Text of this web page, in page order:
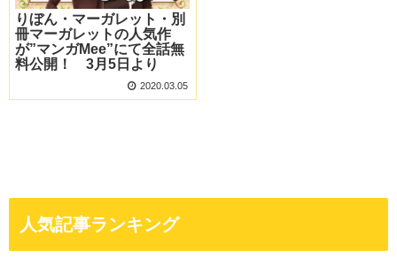
りぼん・マーガレット・別
冊マーガレットの人気作
が”マンガMee”にて全話無
料公開！ 3月5日より
2020.03.05
人気記事ランキング